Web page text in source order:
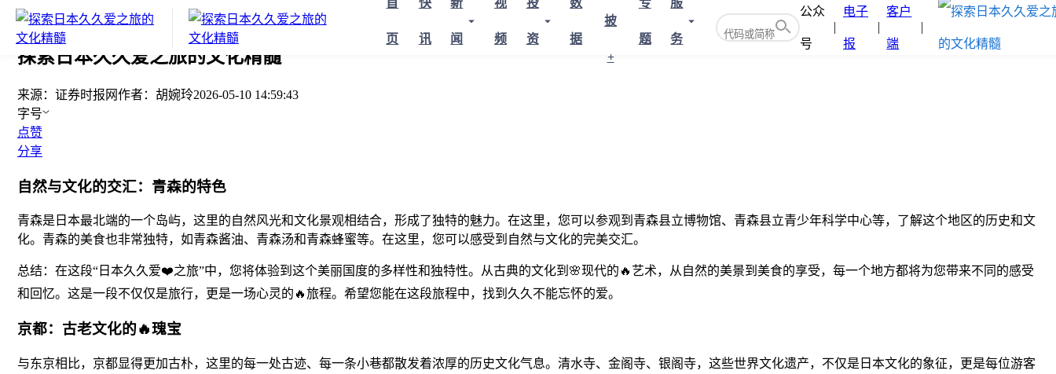
首
页
快
讯
新
闻
视
频
投
资
数
据
披
+
专
题
服
务
公众
号
电子
报
客户
端
您当前的位置：证券时报 要闻>正文
探索日本久久爱之旅的文化精髓
来源： 证券时报网作者： 胡婉玲2026-05-10 14:59:43
字号
点赞
分享
自然与文化的交汇：青森的特色
青森是日本最北端的一个岛屿，这里的自然风光和文化景观相结合，形成了独特的魅力。在这里，您可以参观到青森县立博物馆、青森县立青少年科学中心等，了解这个地区的历史和文
化。青森的美食也非常独特，如青森酱油、青森汤和青森蜂蜜等。在这里，您可以感受到自然与文化的完美交汇。
总结：在这段“日本久久爱❤️之旅”中，您将体验到这个美丽国度的多样性和独特性。从古典的文化到🌸现代的🔥艺术，从自然的美景到美食的享受，每一个地方都将为您带来不同的感受
和回忆。这是一段不仅仅是旅行，更是一场心灵的🔥旅程。希望您能在这段旅程中，找到久久不能忘怀的爱。
京都：古老文化的🔥瑰宝
与东京相比，京都显得更加古朴，这里的每一处古迹、每一条小巷都散发着浓厚的历史文化气息。清水寺、金阁寺、银阁寺，这些世界文化遗产，不仅是日本文化的象征，更是每位游客